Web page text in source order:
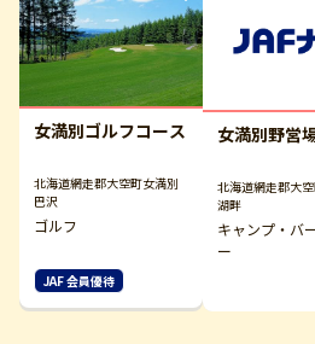
女満別ゴルフコース
北海道網走郡大空町女満別
巴沢
ゴルフ
JAF 会員優待
女満別野営
北海道網走郡大
湖畔
キャンプ・バ
ー